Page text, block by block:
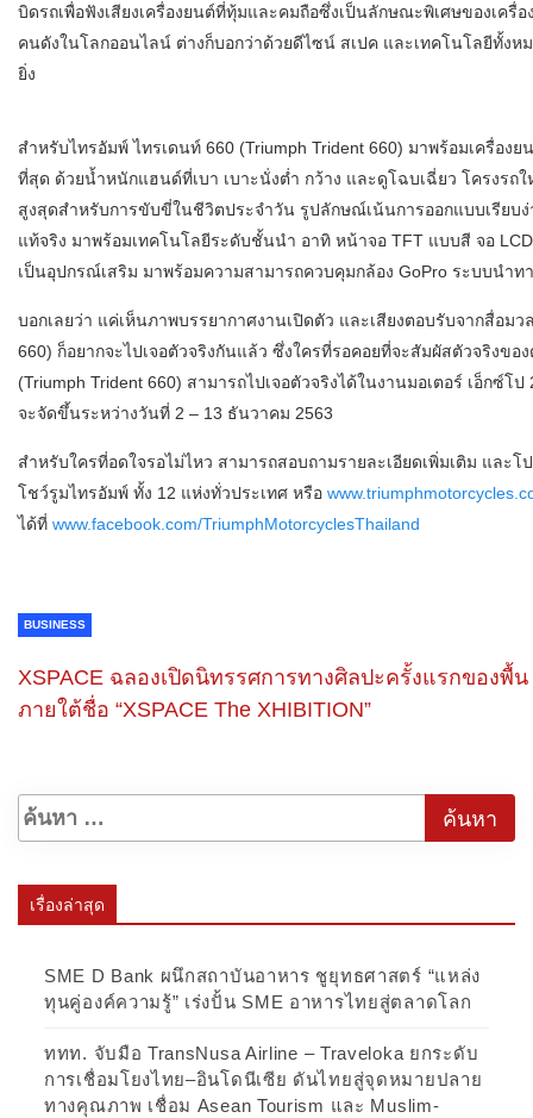
บิดรถเพื่อฟังเสียงเครื่องยนต์ที่ทุ้มและคมถือซึ่งเป็นลักษณะพิเศษของเค
คนดังในโลกออนไลน์ ต่างก็บอกว่าด้วยดีไซน์ สเปค และเทคโนโลยีทั้ง
ยิ่ง
สำหรับไทรอัมพ์ ไทรเดนท์ 660 (Triumph Trident 660) มาพร้อมเครื่อ
ที่สุด ด้วยน้ำหนักแฮนด์ที่เบา เบาะนั่งต่ำ กว้าง และดูโฉบเฉี่ยว โครงร
สูงสุดสำหรับการขับขี่ในชีวิตประจำวัน รูปลักษณ์เน้นการออกแบบเรียบ
แท้จริง มาพร้อมเทคโนโลยีระดับชั้นนำ อาทิ หน้าจอ TFT แบบสี จอ
เป็นอุปกรณ์เสริม มาพร้อมความสามารถควบคุมกล้อง GoPro ระบบนำ
บอกเลยว่า แค่เห็นภาพบรรยากาศงานเปิดตัว และเสียงตอบรับจากสื่อม
660) ก็อยากจะไปเจอตัวจริงกันแล้ว ซึ่งใครที่รอคอยที่จะสัมผัสตัวจริงข
(Triumph Trident 660) สามารถไปเจอตัวจริงได้ในงานมอเตอร์ เอ็กซ์
จะจัดขึ้นระหว่างวันที่ 2 – 13 ธันวาคม 2563
สำหรับใครที่อดใจรอไม่ไหว สามารถสอบถามรายละเอียดเพิ่มเติม และ
โชว์รูมไทรอัมพ์ ทั้ง 12 แห่งทั่วประเทศ หรือ
ได้ที่ www.facebook.com/TriumphMotorcyclesThailand
BUSINESS
XSPACE ฉลอง​เปิด​นิทรรศการทางศิลปะครั้งแรกของพื้น
ภายใต้ชื่อ “XSPACE The XHIBITION”
เรื่องล่าสุด
SME D Bank ผนึกสถาบันอาหาร ชูยุทธศาสตร์ “แหล่ง
ทุนคู่องค์ความรู้” เร่งปั้น SME อาหารไทยสู่ตลาดโลก
ททท. จับมือ TransNusa Airline – Traveloka ยกระดับ
การเชื่อมโยงไทย–อินโดนีเซีย ดันไทยสู่จุดหมายปลาย
ทางคุณภาพ เชื่อม Asean Tourism และ Muslim-